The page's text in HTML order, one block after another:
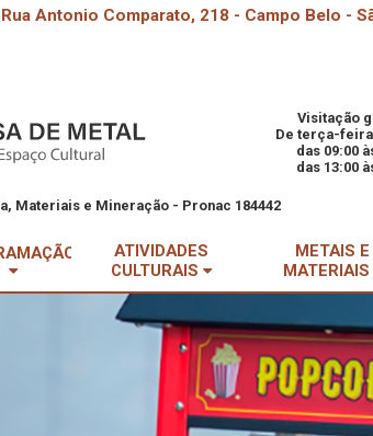
Antonio Comparato, 218 - Campo Belo -
Visitação
De terça-
das 09:00
das 13:00
Materiais e Mineração - Pronac 184442
ATIVIDADES
CULTURAIS
METAIS E
MATERIAIS